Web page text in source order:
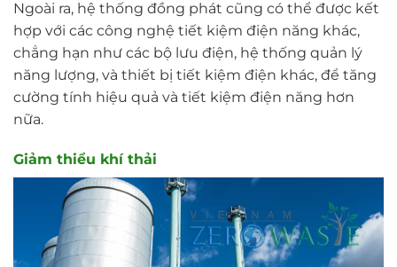
Ngoài ra, hệ thống đồng phát cũng có thể được kết
hợp với các công nghệ tiết kiệm điện năng khác,
chẳng hạn như các bộ lưu điện, hệ thống quản lý
năng lượng, và thiết bị tiết kiệm điện khác, để tăng
cường tính hiệu quả và tiết kiệm điện năng hơn
nữa.
Giảm thiểu khí thải